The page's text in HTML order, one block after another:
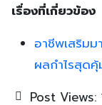
เรื่องที่เกี่ยวข้อง
อาชีพเสริมม
ผลกำไรสุดคุ้
Post Views: